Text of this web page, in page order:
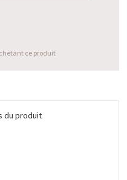
ce produit
du produit